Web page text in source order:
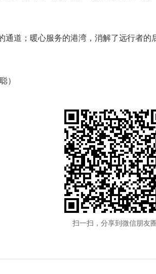
道；暖心服务的港湾，消解了远行者的
）
扫一扫，分享到微信朋友圈